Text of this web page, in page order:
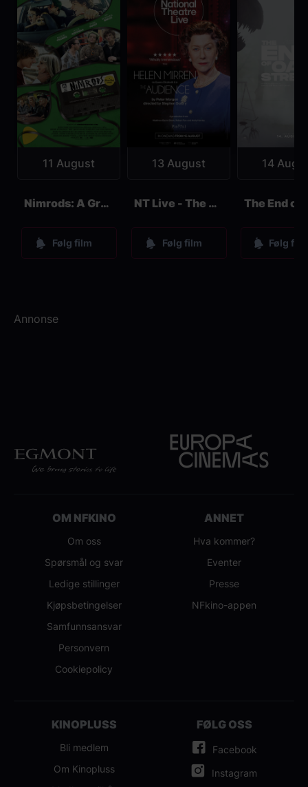
11 August
Nimrods: A Green Day Comedy
Følg film
13 August
NT Live - The Audience
Følg film
14
Følg film
Annonse
OM NFKINO
Om oss
Spørsmål og svar
Ledige stillinger
Kjøpsbetingelser
Samfunnsansvar
Personvern
Cookiepolicy
ANNET
Hva kommer?
Eventer
Presse
NFkino-appen
KINOPLUSS
Bli medlem
Om Kinopluss
FØLG OSS
Facebook
Instagram